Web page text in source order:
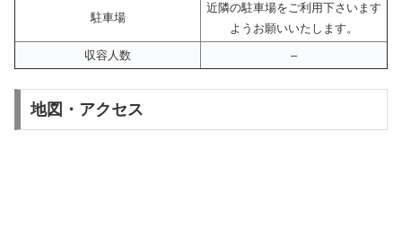
駐車場
近隣の駐車場をご利用下さいます
ようお願いいたします。
収容人数
–
地図・アクセス